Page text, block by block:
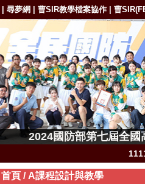
|尋夢網 |曹SIR教學檔案協作 |曹
2024國防部第七屆全
1111-
1111-1111111
1111-
首頁 / A課程設計與教學